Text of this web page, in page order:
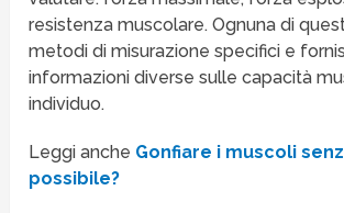
resistenza muscolare. Ognuna di
metodi di misurazione specifici e
informazioni diverse sulle capacità
individuo.
Leggi anche Gonfiare i muscoli
possibile?